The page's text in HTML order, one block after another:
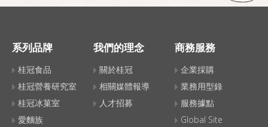
系列品牌
桂冠食品
桂冠營養研究室
桂冠冰菓室
愛麵族
我們的理念
關於桂冠
相關媒體報導
人才招募
商務服務
企業採購
業務用型錄
服務據點
Global Site